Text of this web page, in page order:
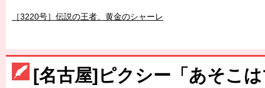
［3220号］伝説の王者、黄金のシャーレ
［3230号］世界一への夢は終わらない
［3223号］一丸。日本出陣
[名古屋]ピクシー「あそこ